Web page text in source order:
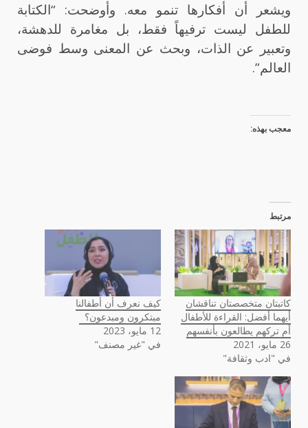
ويشعر أن أفكارها تنمو معه. وأوضحت: “الكتابة
للطفل ليست ترفيهاً فقط، بل مغامرة للدهشة،
وتعبير عن الذات، وبحث عن المعنى وسط فوضى
العالم”.
معجب بهذه:
مرتبط
كاتبتان متخصصتان تناقشان
أيهما أفضل: القراءة للأطفال
أم تركهم يطالعون بأنفسهم
26 مايو، 2021
في "ادب وثقافة"
كيف نعرف أن أطفالنا
مبتكرون ومبدعون؟
12 مايو، 2023
في "غير مصنف"